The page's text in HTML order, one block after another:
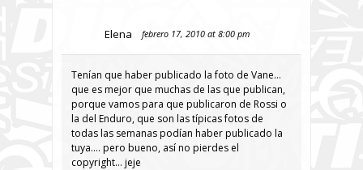
Elena febrero 17, 2010 at 8:00 pm
Tenían que haber publicado la foto de Vane…
que es mejor que muchas de las que publican,
porque vamos para que publicaron de Rossi o
la del Enduro, que son las típicas fotos de
todas las semanas podían haber publicado la
tuya…. pero bueno, así no pierdes el
copyright… jeje